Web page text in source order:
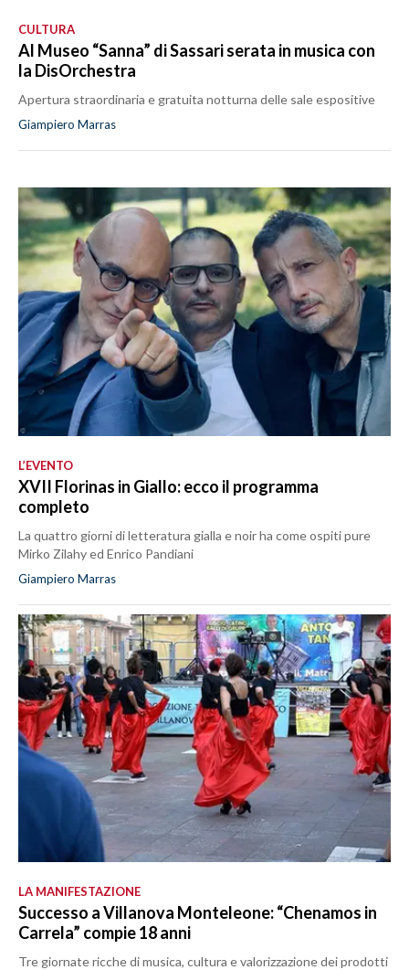
CULTURA
Al Museo “Sanna” di Sassari serata in musica con
la DisOrchestra
Apertura straordinaria e gratuita notturna delle sale espositive
Giampiero Marras
L’EVENTO
XVII Florinas in Giallo: ecco il programma
completo
La quattro giorni di letteratura gialla e noir ha come ospiti pure
Mirko Zilahy ed Enrico Pandiani
Giampiero Marras
LA MANIFESTAZIONE
Successo a Villanova Monteleone: “Chenamos in
Carrela” compie 18 anni
Tre giornate ricche di musica, cultura e valorizzazione dei prodotti